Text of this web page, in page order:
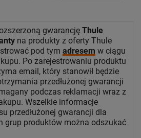
gwarancję Thule
na produkty z oferty Thule
pod tym adresem w ciągu
Po zarejestrowaniu produktu
email, który stanowił będzie
przedłużonej gwarancji
podczas reklamacji wraz z
Wszelkie informacje
przedłużonej gwarancji dla
grup produktów można odszukać